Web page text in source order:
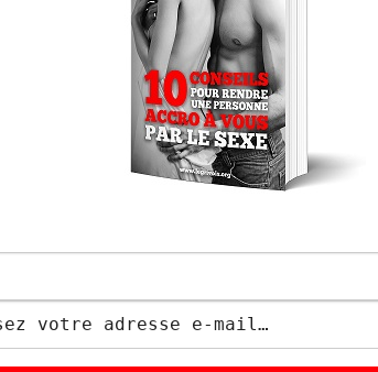
difficile. J’ai connu les problèmes que
en soi, éjaculation précoce, difficultés à
me suis formé pour devenir un bon coup au lit,
d’aider de nombreux hommes à bien faire
une fille. Soucieux de satisfaire tout le monde,
sur comment bien faire l’amour à un
à un homme. Le Grivois vous donne des
pour savoir comment faire l’amour mais
des sujets variés comme : comment bien
une fille, comment faire un cunnilingus,